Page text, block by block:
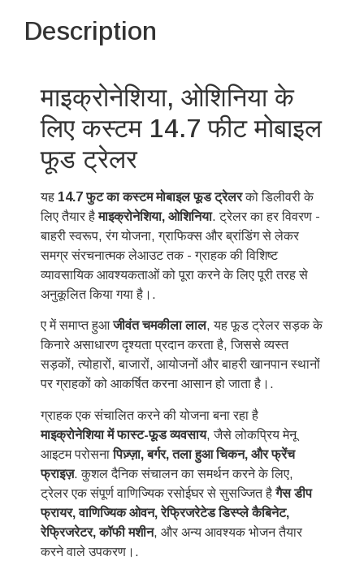
Description
माइक्रोनेशिया, ओशिनिया के
लिए कस्टम 14.7 फीट मोबाइल
फूड ट्रेलर
यह 14.7 फुट का कस्टम मोबाइल फूड ट्रेलरको डिलीवरी के
लिए तैयार हैमाइक्रोनेशिया, ओशिनिया. ट्रेलर का हर विवरण -
बाहरी स्वरूप, रंग योजना, ग्राफिक्स और ब्रांडिंग से लेकर
समग्र संरचनात्मक लेआउट तक - ग्राहक की विशिष्ट
व्यावसायिक आवश्यकताओं को पूरा करने के लिए पूरी तरह से
अनुकूलित किया गया है।.
ए में समाप्त हुआजीवंत चमकीला लाल, यह फूड ट्रेलर सड़क के
किनारे असाधारण दृश्यता प्रदान करता है, जिससे व्यस्त
सड़कों, त्योहारों, बाजारों, आयोजनों और बाहरी खानपान स्थानों
पर ग्राहकों को आकर्षित करना आसान हो जाता है।.
ग्राहक एक संचालित करने की योजना बना रहा है
माइक्रोनेशिया में फास्ट-फूड व्यवसाय, जैसे लोकप्रिय मेनू
आइटम परोसनापिज़्ज़ा, बर्गर, तला हुआ चिकन, और फ्रेंच
फ्राइज़. कुशल दैनिक संचालन का समर्थन करने के लिए,
ट्रेलर एक संपूर्ण वाणिज्यिक रसोईघर से सुसज्जित हैगैस डीप
फ्रायर, वाणिज्यिक ओवन, रेफ्रिजरेटेड डिस्प्ले कैबिनेट,
रेफ्रिजरेटर, कॉफी मशीन, और अन्य आवश्यक भोजन तैयार
करने वाले उपकरण।.